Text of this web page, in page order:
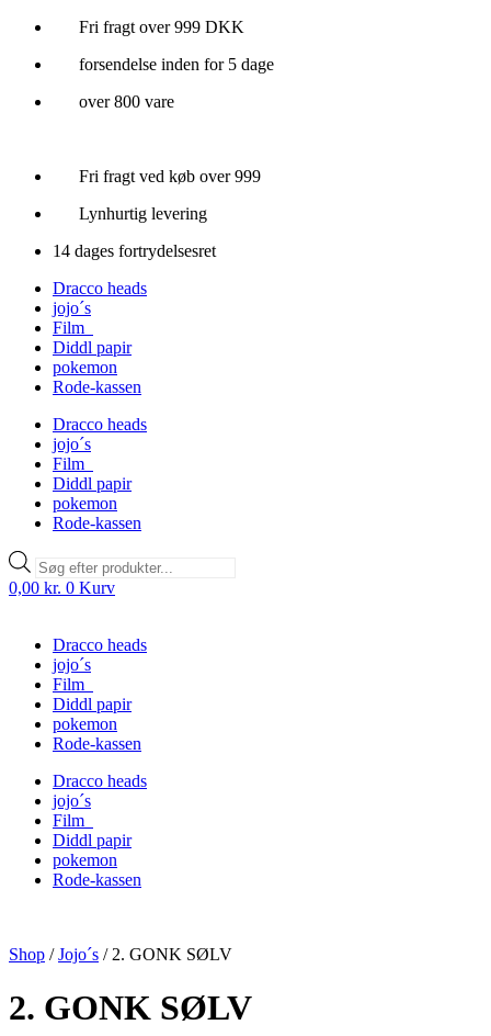
Videre
indhold
Fri fragt over 999 DKK
forsendelse inden for 5 dage
over 800 vare
Fri fragt ved køb over 999
Lynhurtig levering
14 dages fortrydelsesret
Dracco heads
jojo´s
Film
Diddl papir
pokemon
Rode-kassen
Dracco heads
jojo´s
Film
Diddl papir
pokemon
Rode-kassen
Products
search
0,00 kr. 0 Kurv
Dracco heads
jojo´s
Film
Diddl papir
pokemon
Rode-kassen
Dracco heads
jojo´s
Film
Diddl papir
pokemon
Rode-kassen
Shop /Jojo´s / 2. GONK SØLV
2. GONK SØLV